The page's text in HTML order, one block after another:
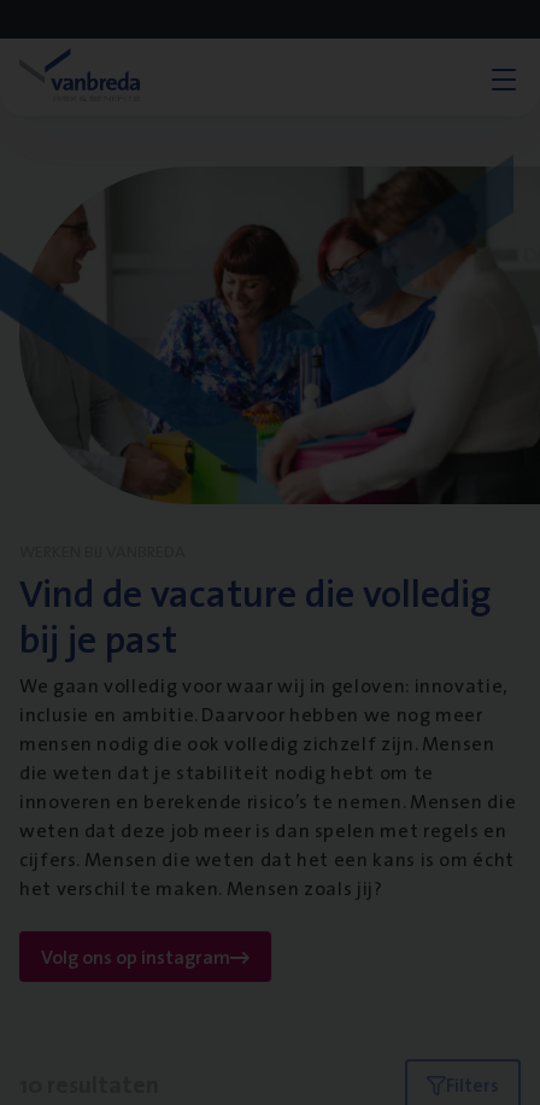
Vind de vacature die volledig
bij je past
We gaan volledig voor waar wij in geloven: innovatie,
inclusie en ambitie. Daarvoor hebben we nog meer
mensen nodig die ook volledig zichzelf zijn. Mensen
die weten dat je stabiliteit nodig hebt om te
innoveren en berekende risico’s te nemen. Mensen die
weten dat deze job meer is dan spelen met regels en
cijfers. Mensen die weten dat het een kans is om écht
het verschil te maken. Mensen zoals jij?
Volg ons op instagram
Filters